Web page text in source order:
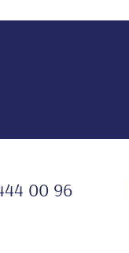
00 96